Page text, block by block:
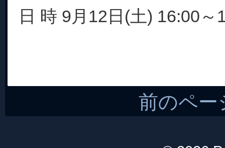
日 時 9月12日(土) 16:00～
前のペー